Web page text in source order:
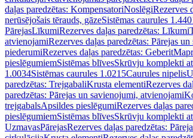
daļas paredzētas: KompensatoriNoslēgiRezerves
nerūsējošais tērauds, gāzeSistēmas caurules
PārejasLīkumiRezerves daļas paredzētas: Līkumi
atvienojamiRezerves daļas paredzētas: Pārejas
piederumiRezerves daļas paredzētas:
pieslēgumiemSistēmas blīvesSkrūvju komplekti
1.0034Sistēmas caurules 1.0215Caurules nipelis
paredzētas: TrejgabaliKrusta elementiRezerves
paredzētas: Pārejas un savienojumi, atvienojami
trejgabalsApsildes pieslēgumiRezerves daļas
pieslēgumiemSistēmas blīvesSkrūvju komplekti
UzmavasPārejasRezerves daļas paredzētas: